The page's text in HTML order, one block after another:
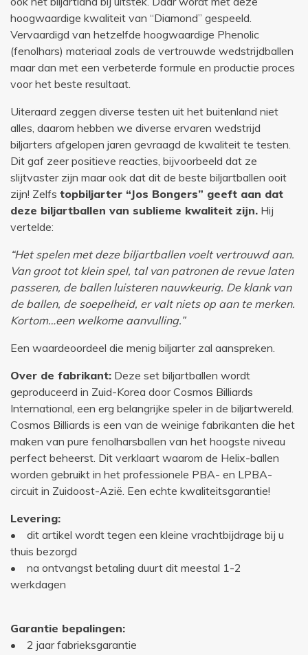
hoogwaardige kwaliteit van “Diamond” gespeeld.
Vervaardigd van hetzelfde hoogwaardige Phenolic
(fenolhars) materiaal zoals de vertrouwde wedstrijdballen
maar dan met een verbeterde formule en productie proces
voor het beste resultaat.
Uiteraard zeggen diverse testen uit het buitenland niet
alles, daarom hebben we diverse ervaren wedstrijd
biljarters afgelopen jaren gevraagd de kwaliteit te testen.
Dit gaf zeer positieve reacties, bijvoorbeeld dat ze
slijtvaster zijn maar ook dat dit de beste biljartballen ooit
zijn! Zelfs topbiljarter “Jos Bongers” geeft aan dat
deze biljartballen van sublieme kwaliteit zijn. Hij
vertelde:
“Het spelen met deze biljartballen voelt vertrouwd aan.
Van groot tot klein spel, tal van patronen de revue laten
passeren, de ballen luisteren nauwkeurig. De klank van
de ballen, de soepelheid, er valt niets op aan te merken.
Kortom…een welkome aanvulling.”
Een waardeoordeel die menig biljarter zal aanspreken.
Over de fabrikant: Deze set biljartballen wordt
geproduceerd in Zuid-Korea door Cosmos Billiards
International, een erg belangrijke speler in de biljartwereld.
Cosmos Billiards is een van de weinige fabrikanten die het
maken van pure fenolharsballen van het hoogste niveau
perfect beheerst. Dit verklaart waarom de Helix-ballen
worden gebruikt in het professionele PBA- en LPBA-
circuit in Zuidoost-Azië. Een echte kwaliteitsgarantie!
Levering:
• dit artikel wordt tegen een kleine vrachtbijdrage bij u
thuis bezorgd
• na ontvangst betaling duurt dit meestal 1-2
werkdagen
Garantie bepalingen:
• 2 jaar fabrieksgarantie